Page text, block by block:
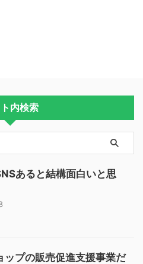
内検索
あると結構面白いと思
ップの販売促進支援事業だ